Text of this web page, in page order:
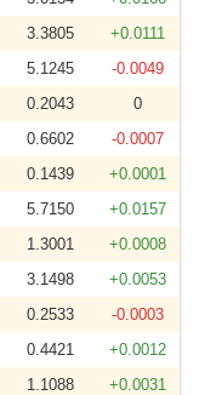
3.3805
+0.0111
5.1245
-0.0049
0.2043
0
0.6602
-0.0007
0.1439
+0.0001
5.7150
+0.0157
1.3001
+0.0008
3.1498
+0.0053
0.2533
-0.0003
0.4421
+0.0012
1.1088
+0.0031